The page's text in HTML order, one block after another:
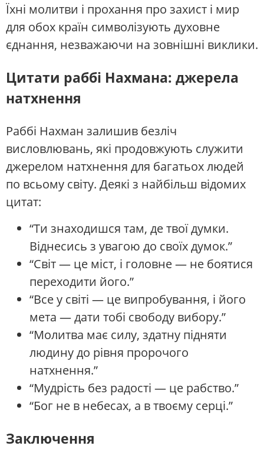
Їхні молитви і прохання про захист і мир
для обох країн символізують духовне
єднання, незважаючи на зовнішні виклики.
Цитати раббі Нахмана: джерела
натхнення
Раббі Нахман залишив безліч
висловлювань, які продовжують служити
джерелом натхнення для багатьох людей
по всьому світу. Деякі з найбільш відомих
цитат:
“Ти знаходишся там, де твої думки.
Віднесись з увагою до своїх думок.”
“Світ — це міст, і головне — не боятися
переходити його.”
“Все у світі — це випробування, і його
мета — дати тобі свободу вибору.”
“Молитва має силу, здатну підняти
людину до рівня пророчого
натхнення.”
“Мудрість без радості — це рабство.”
“Бог не в небесах, а в твоєму серці.”
Заключення